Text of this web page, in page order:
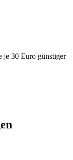
je 30 Euro günstiger